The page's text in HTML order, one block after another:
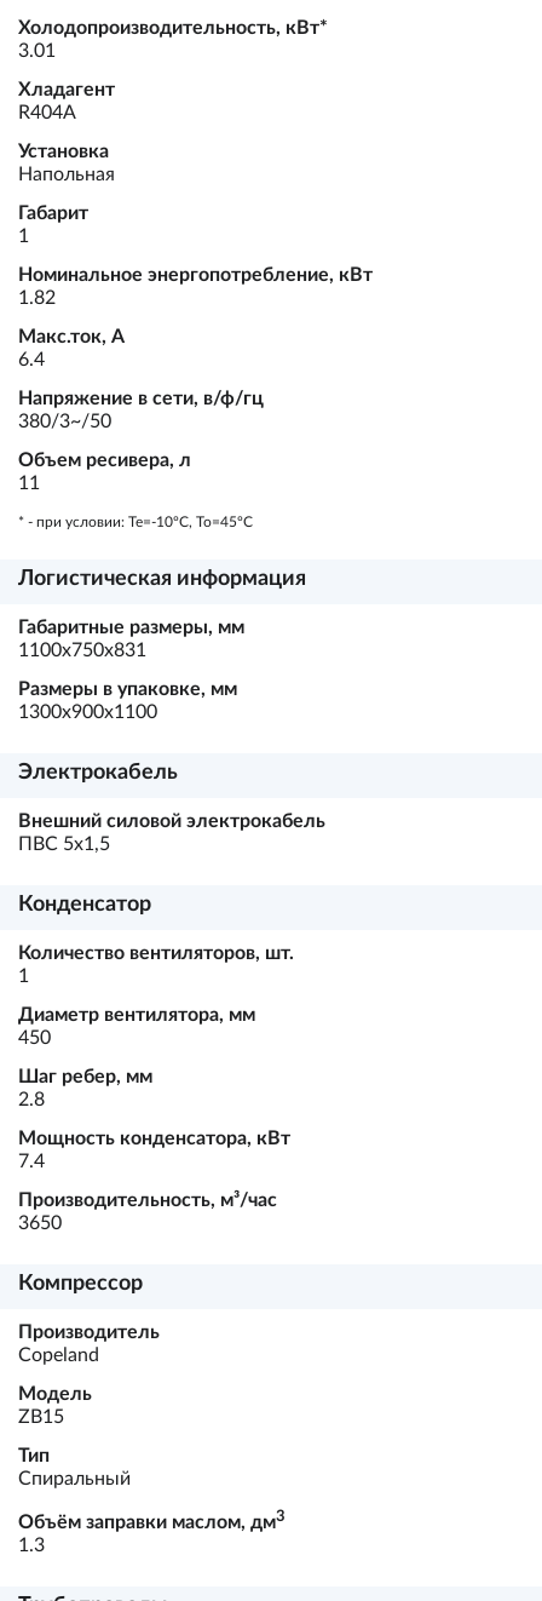
Холодопроизводительность, кВт*
3.01
Хладагент
R404A
Установка
Напольная
Габарит
1
Номинальное энергопотребление, кВт
1.82
Макс.ток, А
6.4
Напряжение в сети, в/ф/гц
380/3~/50
Объем ресивера, л
11
* - при условии: Te=-10ºC, To=45ºC
Логистическая информация
Габаритные размеры, мм
1100х750х831
Размеры в упаковке, мм
1300х900х1100
Электрокабель
Внешний силовой электрокабель
ПВС 5х1,5
Конденсатор
Количество вентиляторов, шт.
1
Диаметр вентилятора, мм
450
Шаг ребер, мм
2.8
Мощность конденсатора, кВт
7.4
Производительность, м³/час
3650
Компрессор
Производитель
Copeland
Модель
ZB15
Тип
Спиральный
Объём заправки маслом, дм3
1.3